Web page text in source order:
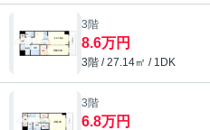
3階
8.6万円
3階 / 27.14㎡ / 1DK
3階
6.8万円